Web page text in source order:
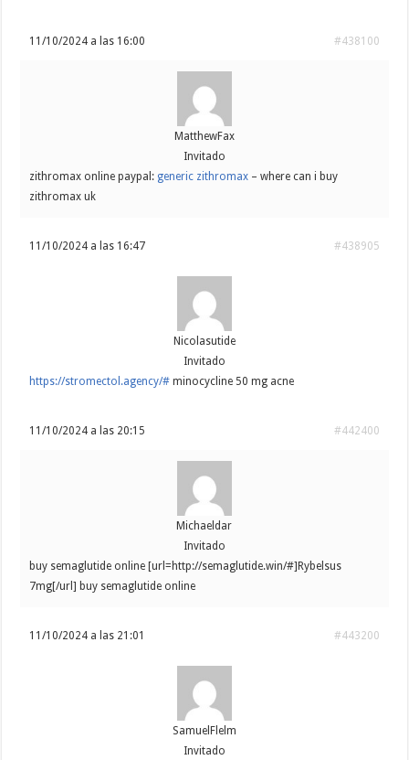
11/10/2024 a las 16:00 #438100
MatthewFax
Invitado
zithromax online paypal: generic zithromax – where can i buy
zithromax uk
11/10/2024 a las 16:47 #438905
Nicolasutide
Invitado
https://stromectol.agency/# minocycline 50 mg acne
11/10/2024 a las 20:15 #442400
Michaeldar
Invitado
buy semaglutide online [url=http://semaglutide.win/#]Rybelsus
7mg[/url] buy semaglutide online
11/10/2024 a las 21:01 #443200
SamuelFlelm
Invitado